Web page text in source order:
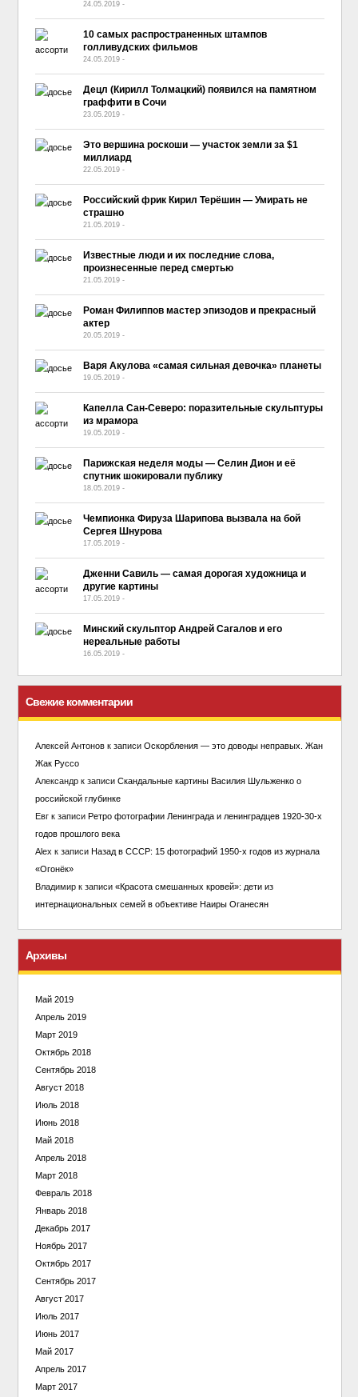
24.05.2019 -
10 самых распространенных штампов
голливудских фильмов
24.05.2019 -
Децл (Кирилл Толмацкий) появился на памятном
граффити в Сочи
23.05.2019 -
Это вершина роскоши — участок земли за $1
миллиард
22.05.2019 -
Российский фрик Кирил Терёшин — Умирать не
страшно
21.05.2019 -
Известные люди и их последние слова,
произнесенные перед смертью
21.05.2019 -
Роман Филиппов мастер эпизодов и прекрасный
актер
20.05.2019 -
Варя Акулова «самая сильная девочка» планеты
19.05.2019 -
Капелла Сан-Северо: поразительные скульптуры
из мрамора
19.05.2019 -
Парижская неделя моды — Селин Дион и её
спутник шокировали публику
18.05.2019 -
Чемпионка Фируза Шарипова вызвала на бой
Сергея Шнурова
17.05.2019 -
Дженни Савиль — самая дорогая художница и
другие картины
17.05.2019 -
Минский скульптор Андрей Сагалов и его
нереальные работы
16.05.2019 -
Свежие комментарии
Алексей Антоновк записи Оскорбления — это доводы неправых. Жан
Жак Руссо
Александрк записи Скандальные картины Василия Шульженко о
российской глубинке
Евгк записи Ретро фотографии Ленинграда и ленинградцев 1920-30-х
годов прошлого века
Alex к записи Назад в СССР: 15 фотографий 1950-х годов из журнала
«Огонёк»
Владимирк записи «Красота смешанных кровей»: дети из
интернациональных семей в объективе Наиры Оганесян
Архивы
Май 2019
Апрель 2019
Март 2019
Октябрь 2018
Сентябрь 2018
Август 2018
Июль 2018
Июнь 2018
Май 2018
Апрель 2018
Март 2018
Февраль 2018
Январь 2018
Декабрь 2017
Ноябрь 2017
Октябрь 2017
Сентябрь 2017
Август 2017
Июль 2017
Июнь 2017
Май 2017
Апрель 2017
Март 2017